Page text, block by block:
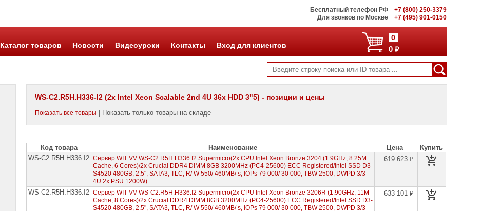
Бесплатный телефон РФ
+7 (800) 250-3379
Для звонков по Москве
+7 (495) 901-0150
0
0 ₽
Каталог товаров Новости Видеоуроки Контакты Вход для клиентов
WS-C2.R5H.H336-I2 (2x Intel Xeon Scalable 2nd 4U 36x HDD 3"5) - позиции и цены
Показать все товары | Показать только товары на складе
Код товара Наименование Цена
Купить
WS-C2.R5H.H336.I2 Сервер WIT VV WS-C2.R5H.H336.I2 Supermicro(2x CPU Intel Xeon Bronze 3204 (1.9GHz, 8.25M
Cache, 6 Cores)/2x Crucial DDR4 DIMM 8GB 3200MHz (PC4-25600) ECC Registered/Intel SSD D3-
S4520 480GB, 2.5", SATA3, TLC, R/ W 550/ 460MB/ s, IOPs 79 000/ 30 000, TBW 2500, DWPD 3/3-
4U 2x PSU 1200W)
619 623 ₽
WS-C2.R5H.H336.I2 Сервер WIT VV WS-C2.R5H.H336.I2 Supermicro(2x CPU Intel Xeon Bronze 3206R (1.90GHz, 11M
Cache, 8 Cores)/2x Crucial DDR4 DIMM 8GB 3200MHz (PC4-25600) ECC Registered/Intel SSD D3-
S4520 480GB, 2.5", SATA3, TLC, R/ W 550/ 460MB/ s, IOPs 79 000/ 30 000, TBW 2500, DWPD 3/3-
633 101 ₽